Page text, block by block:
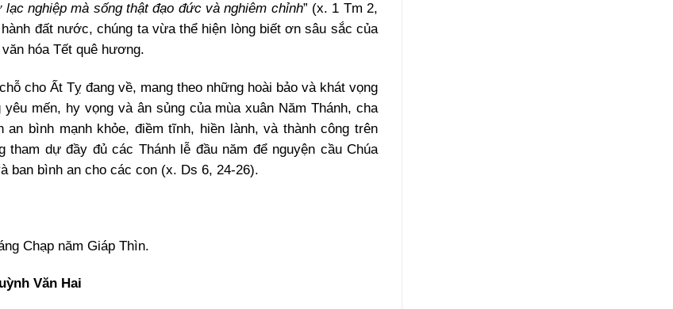
nghiệp mà sống thật đạo đức và nghiêm chỉnh” (x. 1 Tm 2,
đất nước, chúng ta vừa thể hiện lòng biết ơn sâu sắc của
hóa Tết quê hương.
cho Ất Tỵ đang về, mang theo những hoài bảo và khát vọng
mến, hy vọng và ân sủng của mùa xuân Năm Thánh, cha
bình mạnh khỏe, điềm tĩnh, hiền lành, và thành công trên
dự đầy đủ các Thánh lễ đầu năm để nguyện cầu Chúa
ban bình an cho các con (x. Ds 6, 24-26).
Chạp năm Giáp Thìn.
Văn Hai